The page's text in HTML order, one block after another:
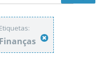
Etiquetas:
Finanças